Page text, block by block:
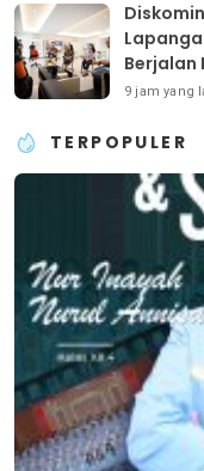
Berjalan
9 jam yang
TERPOPULER